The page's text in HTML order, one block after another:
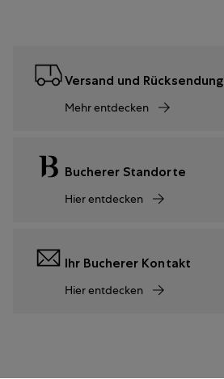
Versand und Rücksendung
Mehr entdecken
Bucherer Standorte
Hier entdecken
Ihr Bucherer Kontakt
Hier entdecken